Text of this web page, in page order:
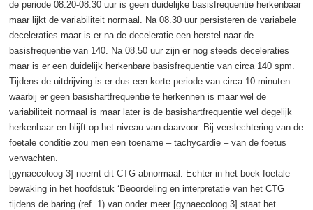
de periode 08.20-08.30 uur is geen duidelijke basisfrequentie herkenbaar
maar lijkt de variabiliteit normaal. Na 08.30 uur persisteren de variabele
deceleraties maar is er na de deceleratie een herstel naar de
basisfrequentie van 140. Na 08.50 uur zijn er nog steeds deceleraties
maar is er een duidelijk herkenbare basisfrequentie van circa 140 spm.
Tijdens de uitdrijving is er dus een korte periode van circa 10 minuten
waarbij er geen basishartfrequentie te herkennen is maar wel de
variabiliteit normaal is maar later is de basishartfrequentie wel degelijk
herkenbaar en blijft op het niveau van daarvoor. Bij verslechtering van de
foetale conditie zou men een toename – tachycardie – van de foetus
verwachten.
[gynaecoloog 3] noemt dit CTG abnormaal. Echter in het boek foetale
bewaking in het hoofdstuk ‘Beoordeling en interpretatie van het CTG
tijdens de baring (ref. 1) van onder meer [gynaecoloog 3] staat het